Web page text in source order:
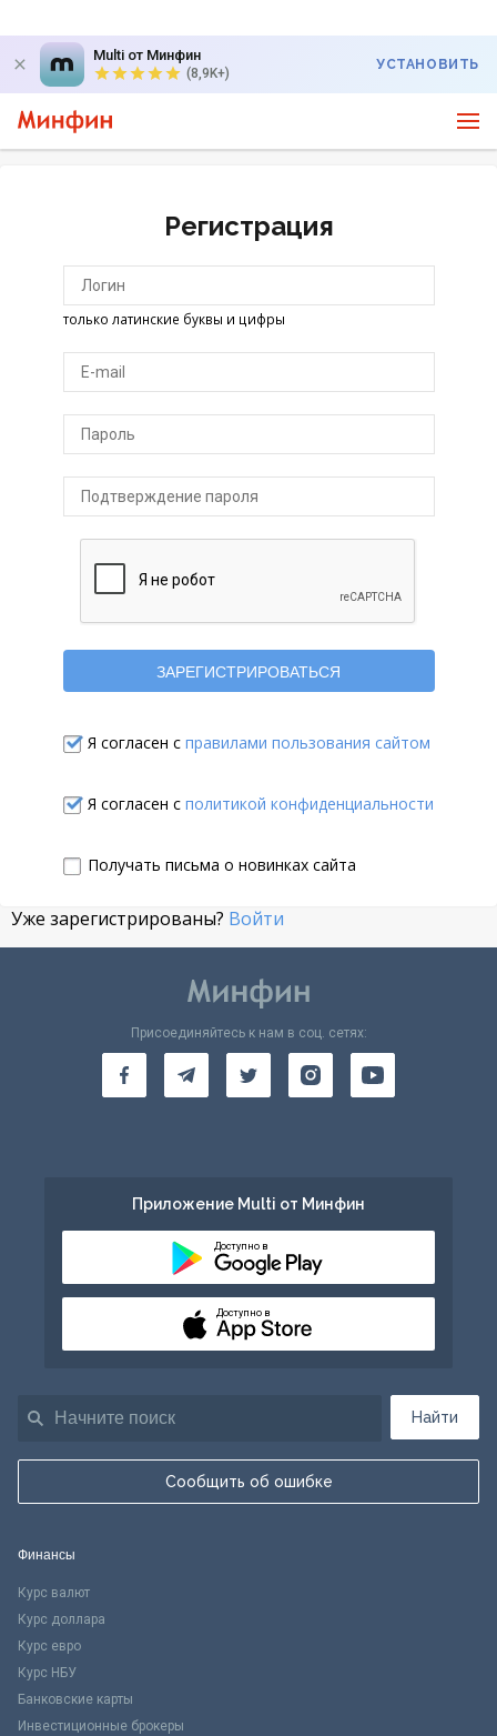
Multi от Минфин
(8,9K+)
УСТАНОВИТЬ
Регистрация
только латинские буквы и цифры
Я согласен с правилами пользования сайтом
Я согласен с политикой конфиденциальности
Получать письма о новинках сайта
Уже зарегистрированы? Войти
Найти
Сообщить об ошибке
Присоединяйтесь к нам в соц. сетях:
Приложение Multi от Минфин
Доступно в
Доступно в
Финансы
Курс валют
Курс доллара
Курс евро
Курс НБУ
Банковские карты
Инвестиционные брокеры